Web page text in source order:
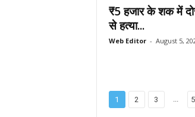
₹5 हजार के शक में
से हत्या...
Web Editor - August 5,
1 2 3 ...